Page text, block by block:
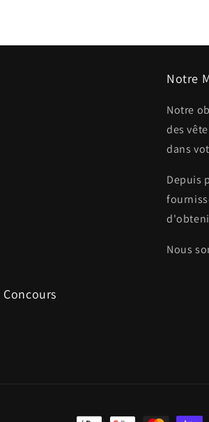
Notre
Notre
des
dans
Depuis
Nous